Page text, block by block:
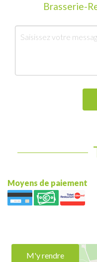
Brasserie-
Moyens de paiement
M'y rendre